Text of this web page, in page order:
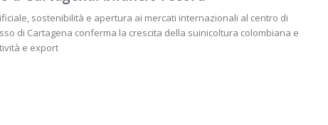
sostenibilità e apertura ai mercati internazionali al centro di
di Cartagena conferma la crescita della suinicoltura colombiana e
e export